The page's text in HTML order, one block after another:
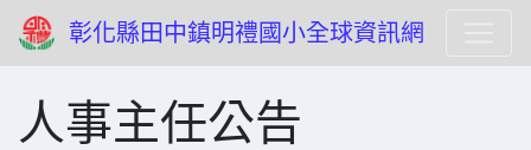
彰化縣田中鎮明禮國小全球資訊網
人事主任公告